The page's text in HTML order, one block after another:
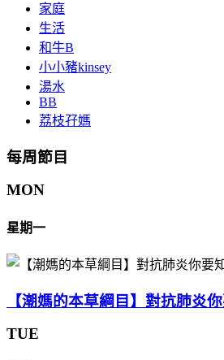
家庭
生活
和牛B
小小豬kinsey
湯水
BB
荔枝孖媽
每周節目
MON
星期一
【潮媽的本草綱目】對抗肺炎
TUE